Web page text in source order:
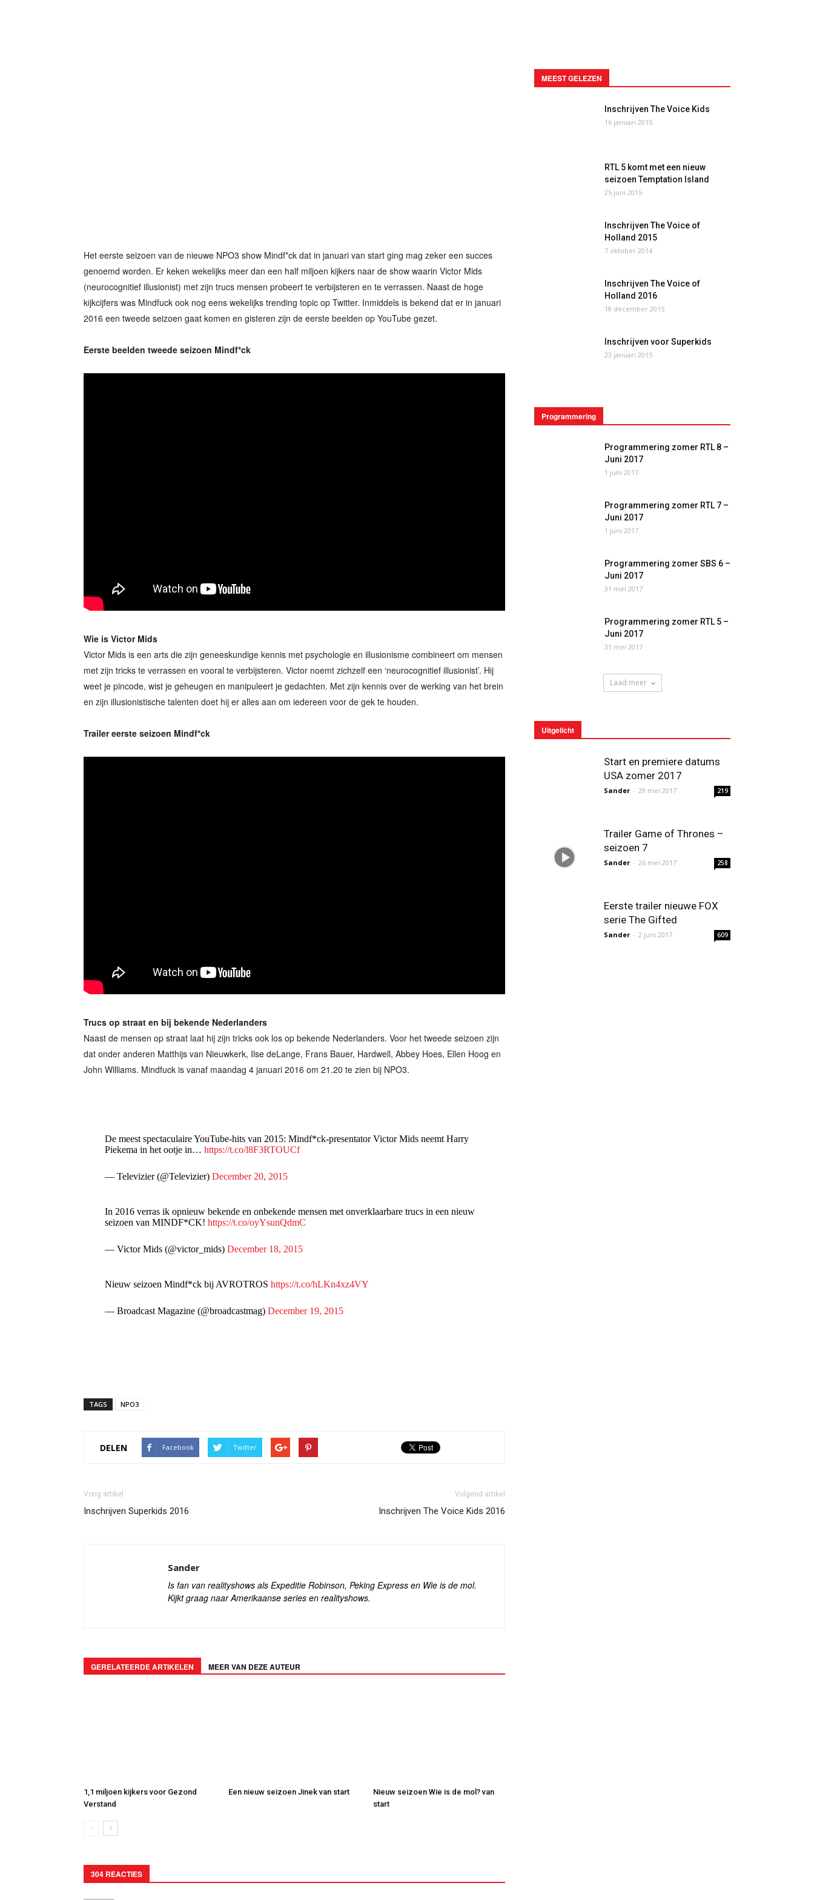
Het eerste seizoen van de nieuwe NPO3 show Mindf*ck dat in januari van start ging mag zeker een succes
genoemd worden. Er keken wekelijks meer dan een half miljoen kijkers naar de show waarin Victor Mids
(neurocognitief illusionist) met zijn trucs mensen probeert te verbijsteren en te verrassen. Naast de hoge
kijkcijfers was Mindfuck ook nog eens wekelijks trending topic op Twitter. Inmiddels is bekend dat er in januari
2016 een tweede seizoen gaat komen en gisteren zijn de eerste beelden op YouTube gezet.
Eerste beelden tweede seizoen Mindf*ck
Wie is Victor Mids
Victor Mids is een arts die zijn geneeskundige kennis met psychologie en illusionisme combineert om mensen
met zijn tricks te verrassen en vooral te verbijsteren. Victor noemt zichzelf een ‘neurocognitief illusionist’. Hij
weet je pincode, wist je geheugen en manipuleert je gedachten. Met zijn kennis over de werking van het brein
en zijn illusionistische talenten doet hij er alles aan om iedereen voor de gek te houden.
Trailer eerste seizoen Mindf*ck
Trucs op straat en bij bekende Nederlanders
Naast de mensen op straat laat hij zijn tricks ook los op bekende Nederlanders. Voor het tweede seizoen zijn
dat onder anderen Matthijs van Nieuwkerk, Ilse deLange, Frans Bauer, Hardwell, Abbey Hoes, Ellen Hoog en
John Williams. Mindfuck is vanaf maandag 4 januari 2016 om 21.20 te zien bij NPO3.
De meest spectaculaire YouTube-hits van 2015: Mindf*ck-presentator Victor Mids neemt Harry
Piekema in het ootje in… https://t.co/l8F3RTOUCf
— Televizier (@Televizier) December 20, 2015
In 2016 verras ik opnieuw bekende en onbekende mensen met onverklaarbare trucs in een nieuw
seizoen van MINDF*CK! https://t.co/oyYsunQdmC
— Victor Mids (@victor_mids) December 18, 2015
Nieuw seizoen Mindf*ck bij AVROTROS https://t.co/hLKn4xz4VY
— Broadcast Magazine (@broadcastmag) December 19, 2015
TAGS NPO3
DELEN Facebook Twitter
Vorig artikel
Inschrijven Superkids 2016
Volgend artikel
Inschrijven The Voice Kids 2016
Sander
Is fan van realityshows als Expeditie Robinson, Peking Express en Wie is de mol.
Kijkt graag naar Amerikaanse series en realityshows.
GERELATEERDE ARTIKELEN MEER VAN DEZE AUTEUR
1,1 miljoen kijkers voor Gezond
Verstand
Een nieuw seizoen Jinek van start
Nieuw seizoen Wie is de mol? van
start
304 REACTIES
MEEST GELEZEN
Inschrijven The Voice Kids
16 januari 2015
RTL 5 komt met een nieuw
seizoen Temptation Island
25 juni 2015
Inschrijven The Voice of
Holland 2015
7 oktober 2014
Inschrijven The Voice of
Holland 2016
18 december 2015
Inschrijven voor Superkids
23 januari 2015
Programmering
Programmering zomer RTL 8 –
Juni 2017
1 juni 2017
Programmering zomer RTL 7 –
Juni 2017
1 juni 2017
Programmering zomer SBS 6 –
Juni 2017
31 mei 2017
Programmering zomer RTL 5 –
Juni 2017
31 mei 2017
Laad meer
Uitgelicht
Start en premiere datums
USA zomer 2017
Sander - 29 mei 2017 219
Trailer Game of Thrones –
seizoen 7
Sander - 26 mei 2017 258
Eerste trailer nieuwe FOX
serie The Gifted
Sander - 2 juni 2017 609